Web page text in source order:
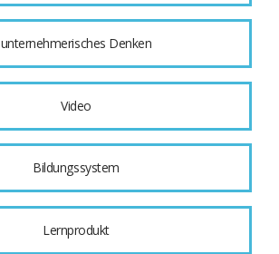
unternehmerisches Denken
Video
Bildungssystem
Lernprodukt